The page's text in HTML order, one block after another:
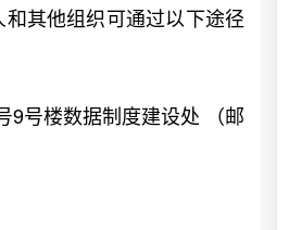
其他组织可通过以下途径
号楼数据制度建设处 （邮